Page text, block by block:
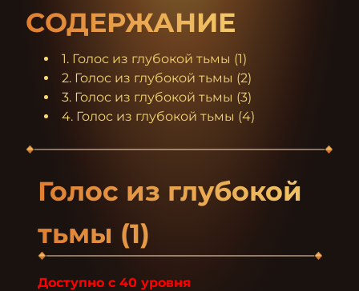
СОДЕРЖАНИЕ
1. Голос из глубокой тьмы (1)
2. Голос из глубокой тьмы (2)
3. Голос из глубокой тьмы (3)
4. Голос из глубокой тьмы (4)
Голос из глубокой
тьмы (1)
Доступно с 40 уровня